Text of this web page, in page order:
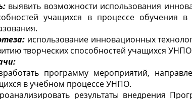
выявить возможности использования
учащихся в процессе обучения
использование инновационных
творческих способностей учащихся
программу мероприятий,
в учебном процессе УНПО.
результаты внедрения